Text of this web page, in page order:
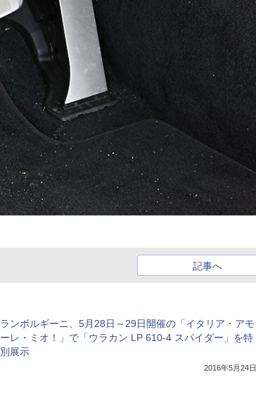
記事へ
ランボルギーニ、5月28日～29日開催の「イタリア・アモ
ーレ・ミオ！」で「ウラカン LP 610-4 スパイダー」を特
別展示
2016年5月24日